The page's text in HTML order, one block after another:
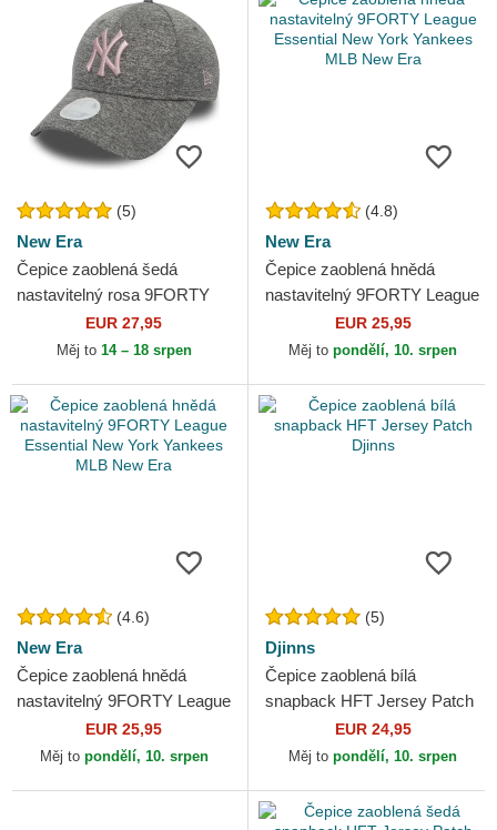
(5)
New Era
Čepice zaoblená šedá
nastavitelný rosa 9FORTY
Tech Jersey New York
Yankees MLB New Era
EUR 27,95
Měj to 14 – 18 srpen
(4.8)
New Era
Čepice zaoblená hnědá
nastavitelný 9FORTY League
Essential New York Yankees
MLB New Era
EUR 25,95
Měj to pondělí, 10. srpen
(4.6)
New Era
Čepice zaoblená hnědá
nastavitelný 9FORTY League
Essential New York Yankees
MLB New Era
EUR 25,95
Měj to pondělí, 10. srpen
(5)
Djinns
Čepice zaoblená bílá
snapback HFT Jersey Patch
EUR 24,95
Měj to pondělí, 10. srpen